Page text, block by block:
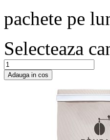
pachete pe
Selecteaza
Adauga in cos